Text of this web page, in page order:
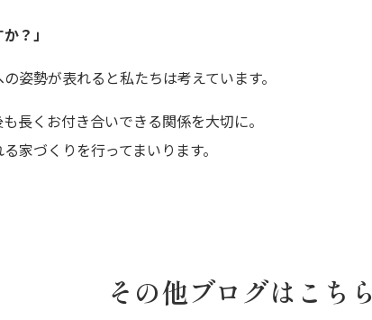
？」
姿勢が表れると私たちは考えています。
長くお付き合いできる関係を大切に。
家づくりを行ってまいります。
その他ブログはこちら